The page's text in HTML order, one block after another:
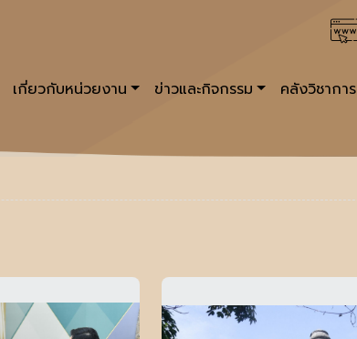
เกี่ยวกับหน่วยงาน ข่าวและกิจกรรม คลังวิชาการ